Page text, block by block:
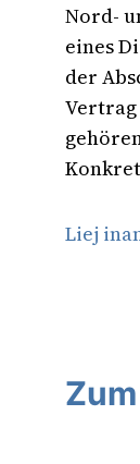
Nord-
eines
der
Vertrag
Liej